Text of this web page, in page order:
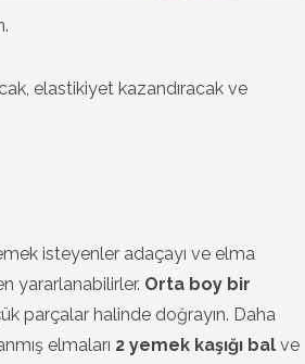
elastikiyet kazandıracak ve
isteyenler adaçayı ve elma
yararlanabilirler. Orta boy bir
parçalar halinde doğrayın. Daha
elmaları 2 yemek kaşığı bal ve